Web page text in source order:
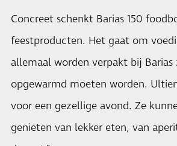
Concreet schenkt Barias 150
feestproducten. Het gaat om
allemaal worden verpakt bij
opgewarmd moeten worden.
voor een gezellige avond. Ze
genieten van lekker eten, van